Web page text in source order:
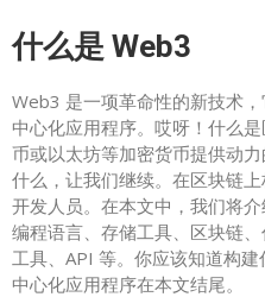
什么是 Web3
Web3 是一项革命性的新技术
中心化应用程序。哎呀！什么
币或以太坊等加密货币提供动
什么，让我们继续。在区块链
开发人员。在本文中，我们将
编程语言、存储工具、区块链
工具、API 等。你应该知道构
中心化应用程序在本文结尾。